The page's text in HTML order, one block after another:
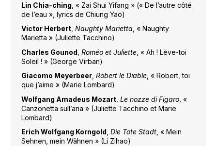
Lin Chia-ching , « Zai Shui Yifang » (« De l’autre côté
de l’eau », lyrics de Chiung Yao)
Victor Herbert, Naughty Marietta , « Naughty
Marietta » (Juliette Tacchino)
Charles Gounod Roméo et Juliette, « Ah ! Lève-toi
Soleil ! » (George Virban)
Giacomo Meyerbeer, Robert le Diable, « Robert, toi
que j’aime » (Marie Lombard)
Wolfgang Amadeus Mozart, Le nozze di Figaro, «
Canzonetta sull’aria » (Juliette Tacchino et Marie
Lombard)
Erich Wolfgang Korngold Die Tote Stadt, « Mein
Sehnen, mein Wähnen » (Li Zihao)